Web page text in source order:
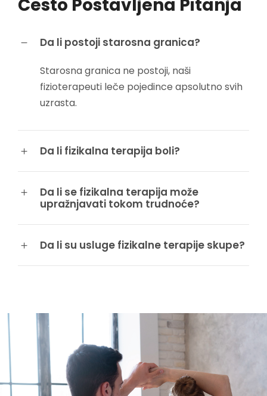
Često Postavljena Pitanja
Da li postoji starosna granica?
Starosna granica ne postoji, naši
fizioterapeuti leče pojedince apsolutno svih
uzrasta.
Da li fizikalna terapija boli?
Da li se fizikalna terapija može
upražnjavati tokom trudnoće?
Da li su usluge fizikalne terapije skupe?